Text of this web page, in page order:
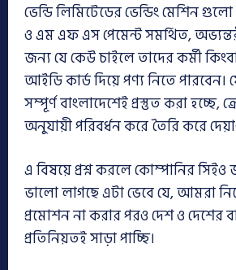
ভেন্ডি লিমিটেডের ভেন্ডিং মেশিন গুলো
ও এম এফ এস পেমেন্ট সমর্থিত,
জন্য যে কেউ চাইলে তাদের কর্মী
আইডি কার্ড দিয়ে পণ্য নিতে
সম্পূর্ণ বাংলাদেশেই প্রস্তুত করা হচ্ছে,
অনুযায়ী পরিবর্ধন করে তৈরি করে
এ বিষয়ে প্রশ্ন করলে কোম্পানির
ভালো লাগছে এটা ভেবে যে, আমরা
প্রমোশন না করার পরও দেশ ও দেশের
প্রতিনিয়তই সাড়া পাচ্ছি।